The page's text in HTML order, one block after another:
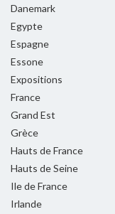
Danemark
Egypte
Espagne
Essone
Expositions
France
Grand Est
Grèce
Hauts de France
Hauts de Seine
Ile de France
Irlande